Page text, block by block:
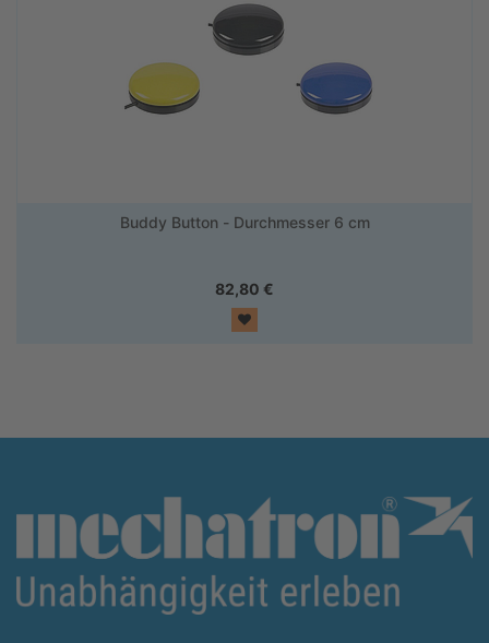
Buddy Button - Durchmesser 6 cm
82,80 €